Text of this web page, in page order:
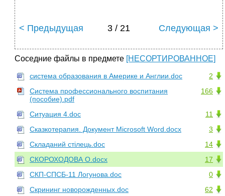
< Предыдущая 3 / 21 Следующая >
Соседние файлы в предмете [НЕСОРТИРОВАННОЕ]
2
система образования в Америке и Англии.doc
166
Система профессионального воспитания
(пособие).pdf
11
Ситуация 4.doc
3
Сказкотерапия. Документ Microsoft Word.docx
14
Складаний стілець.doc
17
СКОРОХОДОВА О.docx
0
СКП-СПСБ-11 Логунова.doc
62
Скрининг новорожденных.doc